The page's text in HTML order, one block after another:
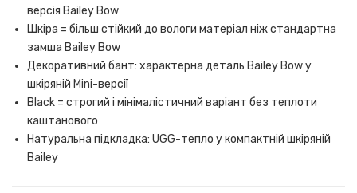
версія Bailey Bow
Шкіра = більш стійкий до вологи матеріал ніж стандартна
замша Bailey Bow
Декоративний бант: характерна деталь Bailey Bow у
шкіряній Mini-версії
Black = строгий і мінімалістичний варіант без теплоти
каштанового
Натуральна підкладка: UGG-тепло у компактній шкіряній
Bailey